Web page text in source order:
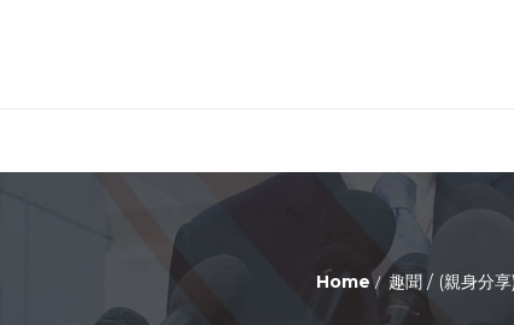
Home 趣聞 / (親身分